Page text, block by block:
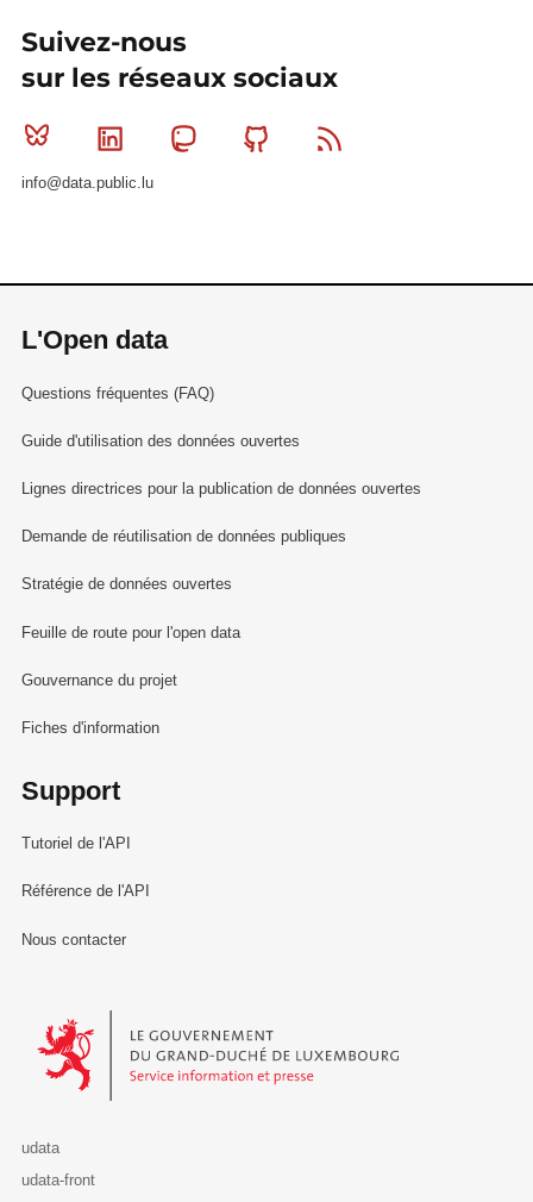
Suivez-nous
sur les réseaux sociaux
Bluesky Linkedin MastodonGithub
info@data.public.lu
L'Open data
Questions fréquentes (FAQ)
Guide d'utilisation des données ouvertes
Lignes directrices pour la publication de données ouvertes
Demande de réutilisation de données publiques
Stratégie de données ouvertes
Feuille de route pour l'open data
Gouvernance du projet
Fiches d'information
Support
Tutoriel de l'API
Référence de l'API
Nous contacter
Le Gouvernement du Grand-Duché de Luxembourg - Service
udata
udata-front